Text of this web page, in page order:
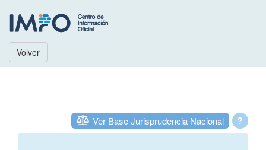
Volver
?
Ver Base Jurisprudencia Nacional